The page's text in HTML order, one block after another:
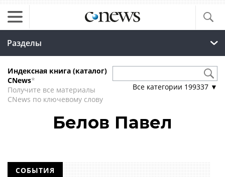
Разделы
Индексная книга (каталог)
CNews*
Получите все материалы
CNews по ключевому слову
Все категории 199337 ▼
Белов Павел
СОБЫТИЯ